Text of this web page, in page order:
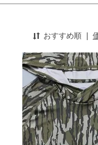
おすすめ順 |